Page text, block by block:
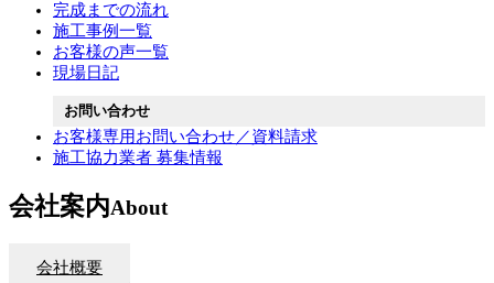
完成までの流れ
施工事例一覧
お客様の声一覧
現場日記
お問い合わせ
お客様専用お問い合わせ／資料請求
施工協力業者 募集情報
会社案内About
会社概要